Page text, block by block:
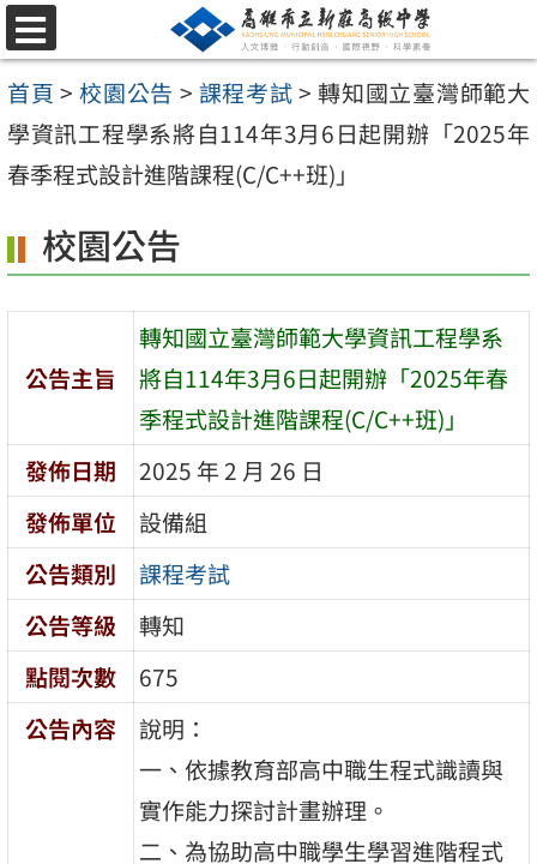
跳
至
主
要
內
區
選
單
首頁 > 校園公告 > 課程考試> 轉知國立臺灣師範大
學資訊工程學系將自114年3月6日起開辦「2025年
春季程式設計進階課程(C/C++班)」
校園公告
公告主旨
轉知國立臺灣師範大學資訊工程學系
將自114年3月6日起開辦「2025年春
季程式設計進階課程(C/C++班)」
發佈日期
2025 年 2 月 26 日
發佈單位
設備組
公告類別
課程考試
公告等級
轉知
點閱次數
675
公告內容
說明：
一、依據教育部高中職生程式識讀與
實作能力探討計畫辦理。
二、為協助高中職學生學習進階程式